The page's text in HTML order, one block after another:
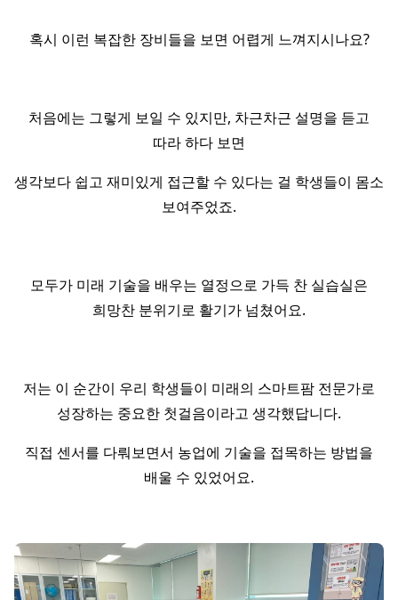
혹시 이런 복잡한 장비들을 보면 어렵게 느껴지시나요?
처음에는 그렇게 보일 수 있지만, 차근차근 설명을 듣고
따라 하다 보면
생각보다 쉽고 재미있게 접근할 수 있다는 걸 학생들이 몸소
보여주었죠.
모두가 미래 기술을 배우는 열정으로 가득 찬 실습실은
희망찬 분위기로 활기가 넘쳤어요.
저는 이 순간이 우리 학생들이 미래의 스마트팜 전문가로
성장하는 중요한 첫걸음이라고 생각했답니다.
직접 센서를 다뤄보면서 농업에 기술을 접목하는 방법을
배울 수 있었어요.